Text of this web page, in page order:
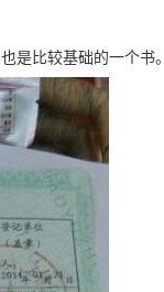
是比较基础的一个书。